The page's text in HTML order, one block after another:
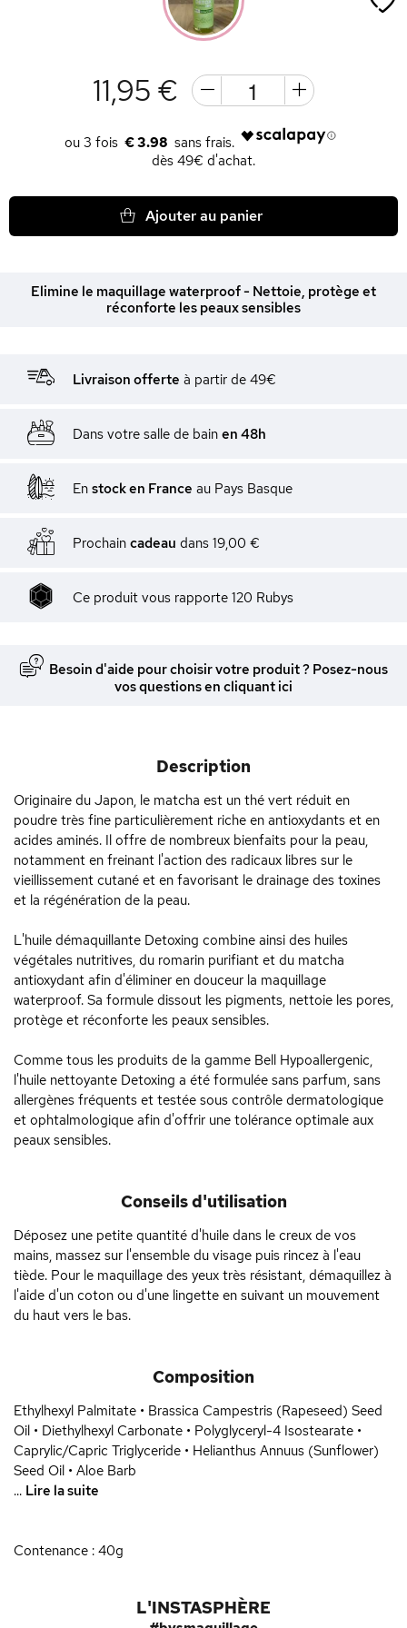
11,95 €
€ 3.98
dès 49€ d'achat.
Ajouter au panier
Elimine le maquillage waterproof - Nettoie, protège et
réconforte les peaux sensibles
Livraison offerte à partir de 49€
Dans votre salle de bain en 48h
En stock en France au Pays Basque
Prochain cadeau dans 19,00 €
Ce produit vous rapporte 120 Rubys
Besoin d'aide pour choisir votre produit ? Posez-nous
vos questions en cliquant ici
Description
Originaire du Japon, le matcha est un thé vert réduit en
poudre très fine particulièrement riche en antioxydants et en
acides aminés. Il offre de nombreux bienfaits pour la peau,
notamment en freinant l'action des radicaux libres sur le
vieillissement cutané et en favorisant le drainage des toxines
et la régénération de la peau.
L'huile démaquillante Detoxing combine ainsi des huiles
végétales nutritives, du romarin purifiant et du matcha
antioxydant afin d'éliminer en douceur la maquillage
waterproof. Sa formule dissout les pigments, nettoie les pores,
protège et réconforte les peaux sensibles.
Comme tous les produits de la gamme Bell Hypoallergenic,
l'huile nettoyante Detoxing a été formulée sans parfum, sans
allergènes fréquents et testée sous contrôle dermatologique
et ophtalmologique afin d'offrir une tolérance optimale aux
peaux sensibles.
Conseils d'utilisation
Déposez une petite quantité d'huile dans le creux de vos
mains, massez sur l'ensemble du visage puis rincez à l'eau
tiède. Pour le maquillage des yeux très résistant, démaquillez à
l'aide d'un coton ou d'une lingette en suivant un mouvement
du haut vers le bas.
Composition
Ethylhexyl Palmitate • Brassica Campestris (Rapeseed) Seed
Oil • Diethylhexyl Carbonate • Polyglyceryl-4 Isostearate •
Caprylic/Capric Triglyceride • Helianthus Annuus (Sunflower)
Seed Oil • Aloe Barb
... Lire la suite
Contenance : 40g
L'INSTASPHÈRE